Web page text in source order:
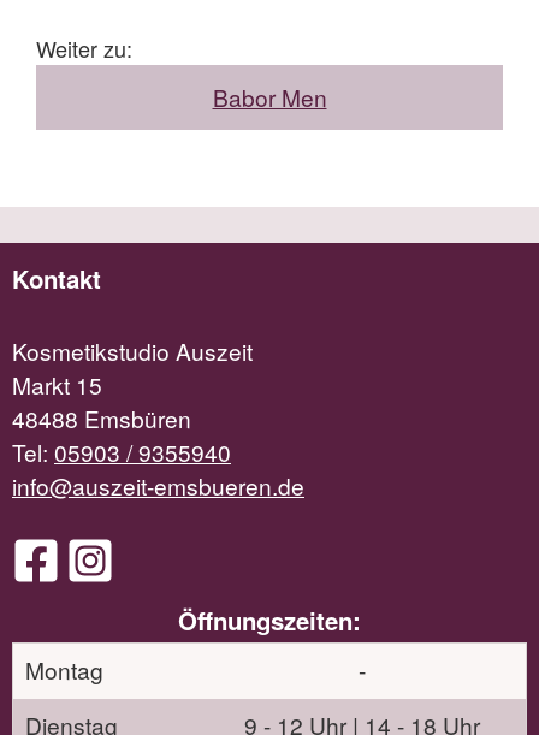
Weiter zu:
Babor Men
Kontakt
Kosmetikstudio Auszeit
Markt 15
48488 Emsbüren
Tel: 05903 / 9355940
info@auszeit-emsbueren.de
Öffnungszeiten:
Montag
-
Dienstag
9 - 12 Uhr | 14 - 18 Uhr